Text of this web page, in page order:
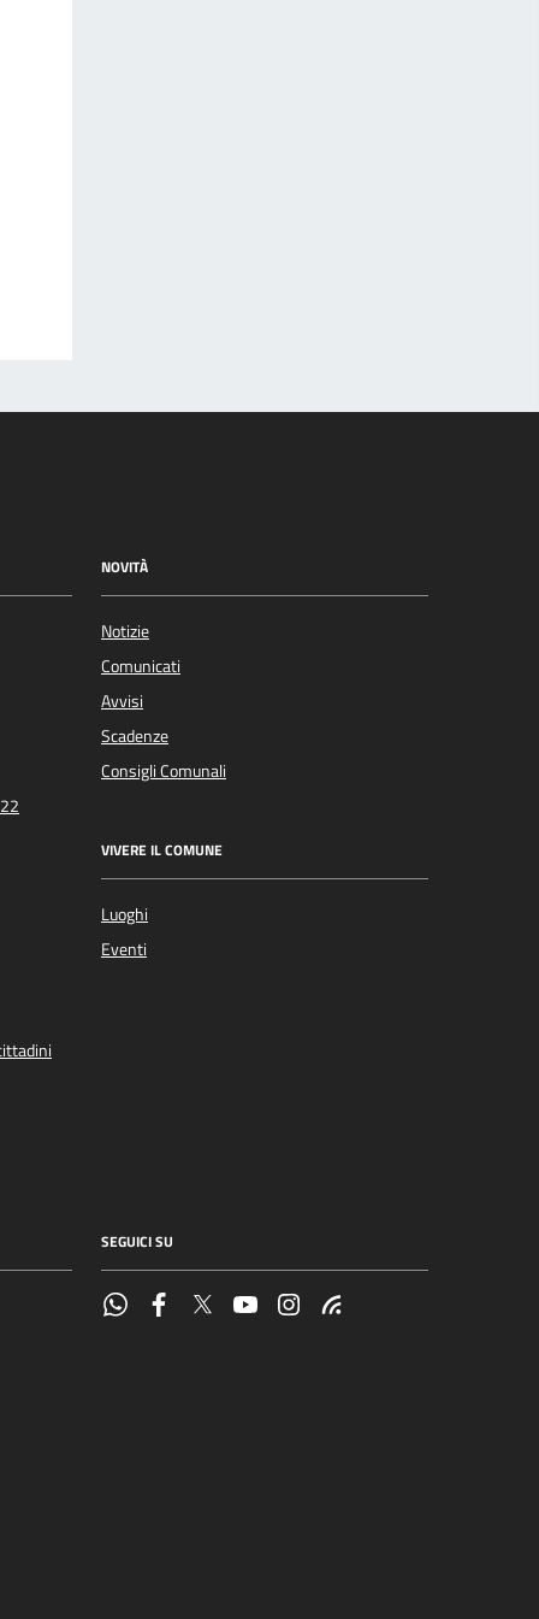
NOVITÀ
Notizie
Comunicati
Avvisi
Scadenze
Consigli Comunali
VIVERE IL COMUNE
Luoghi
Eventi
SEGUICI SU